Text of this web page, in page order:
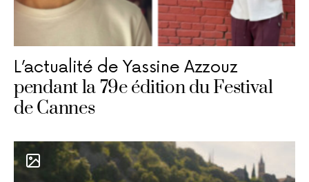
L’actualité de Yassine Azzouz
pendant la 79e édition du Festival
de Cannes